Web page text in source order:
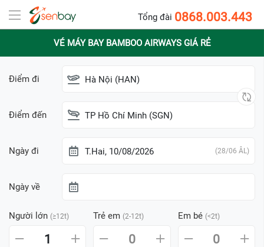
Tổng đài 0868.003.443
VÉ MÁY BAY BAMBOO AIRWAYS GIÁ RẺ
Điểm đi Hà Nội (HAN)
Điểm đến TP Hồ Chí Minh (SGN)
Ngày đi T.Hai, 10/08/2026 (28/06 ÂL)
Ngày về
Người lớn (≥12t) Trẻ em (2-12t) Em bé (<2t)
1 0 0